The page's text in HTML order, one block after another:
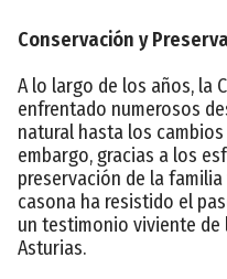
Conservación y
A lo largo de los años, la
enfrentado numerosos
natural hasta los
embargo, gracias a los
preservación de la
casona ha resistido el
un testimonio viviente
Asturias.